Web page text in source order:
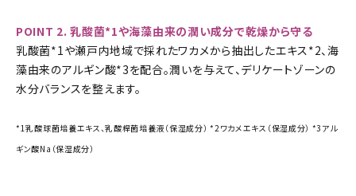
POINT 2. 乳酸菌*1や海藻由来の潤い成分で乾燥から守る
乳酸菌*1や瀬戸内地域で採れたワカメから抽出したエキス*2、海
藻由来のアルギン酸*3を配合。潤いを与えて、デリケートゾーンの
水分バランスを整えます。
*1乳酸球菌培養エキス、乳酸桿菌培養液（保湿成分） *2ワカメエキス（保湿成分） *3アル
ギン酸Na（保湿成分）